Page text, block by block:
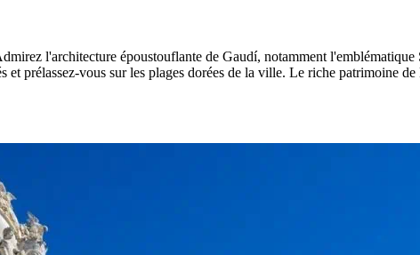
l'architecture époustouflante de Gaudí, notamment
et prélassez-vous sur les plages dorées de la ville. Le riche patrimoine